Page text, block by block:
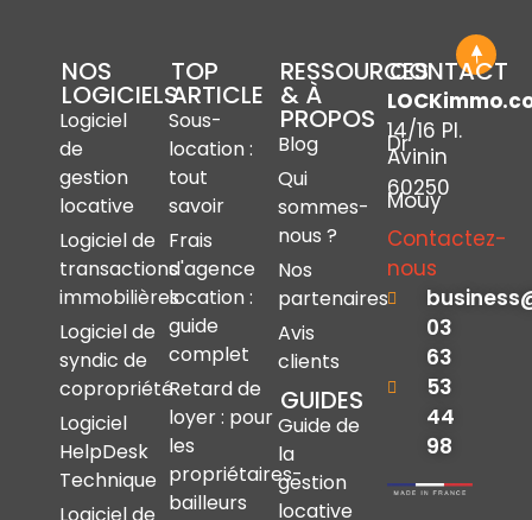
NOS
LOGICIELS
Logiciel
de
gestion
locative
Logiciel de
transactions
immobilières
Logiciel de
syndic de
copropriété
Logiciel
HelpDesk
Technique
Logiciel de
TOP
ARTICLE
Sous-
location :
tout
savoir
Frais
d'agence
location :
guide
complet
Retard de
loyer : pour
les
propriétaires-
bailleurs
RESSOURCES
& À
PROPOS
Blog
Qui
sommes-
nous ?
Nos
partenaires
Avis
clients
GUIDES
Guide de
la
gestion
locative
CONTACT
14/16 Pl.
Dr
Avinin
60250
Mouy
Contactez-
nous
03
63
53
44
98